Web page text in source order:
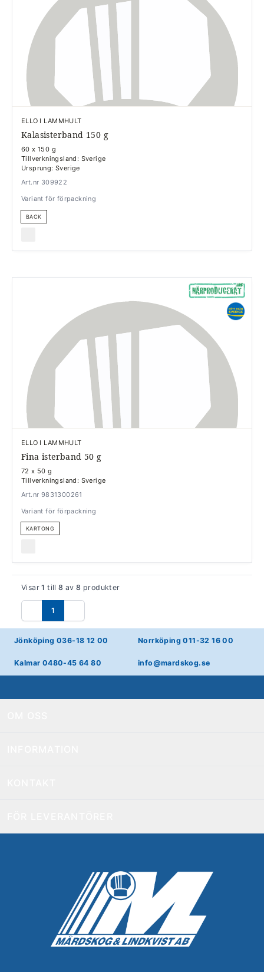
ELLO I LAMMHULT
Kalasisterband 150 g
60 x 150 g
Tillverkningsland: Sverige
Ursprung: Sverige
Art.nr 309922
Variant för förpackning
BACK
ELLO I LAMMHULT
Fina isterband 50 g
72 x 50 g
Tillverkningsland: Sverige
Art.nr 9831300261
Variant för förpackning
KARTONG
Visar1 till8 av8 produkter
Föregående
1
Nästa
Jönköping 036-18 12 00 Norrköping 011-32 16 00
Kalmar 0480-45 64 80 info@mardskog.se